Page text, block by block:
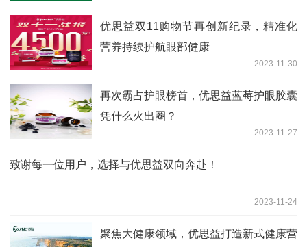
优思益双11购物节再创新纪录，精准化
营养持续护航眼部健康
2023-11-30
再次霸占护眼榜首，优思益蓝莓护眼胶囊
凭什么火出圈？
2023-11-27
致谢每一位用户，选择与优思益双向奔赴！
2023-11-24
聚焦大健康领域，优思益打造新式健康营